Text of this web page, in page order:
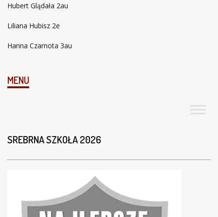
Hubert Glądała 2au
Liliana Hubisz 2e
Hanna Czarnota 3au
MENU
SREBRNA SZKOŁA 2026